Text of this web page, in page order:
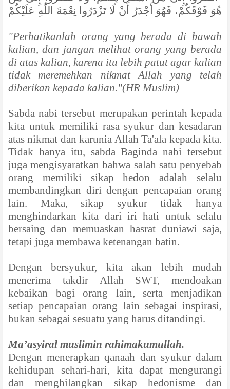
هُوَ فَوْقَكُمْ، فَهُوَ أَجْدَرُ أَنْ لَا تَزْدَرُوا نِعْمَةَ اللّٰهِ عَلَيْكُمْ
"Perhatikanlah orang yang berada di bawah
kalian, dan jangan melihat orang yang berada
di atas kalian, karena itu lebih patut agar kalian
tidak meremehkan nikmat Allah yang telah
diberikan kepada kalian."(HR Muslim)
Sabda nabi tersebut merupakan perintah kepada
kita untuk memiliki rasa syukur dan kesadaran
atas nikmat dan karunia Allah Ta'ala kepada kita.
Tidak hanya itu, sabda Baginda nabi tersebut
juga mengisyaratkan bahwa salah satu penyebab
orang memiliki sikap hedon adalah selalu
membandingkan diri dengan pencapaian orang
lain. Maka, sikap syukur tidak hanya
menghindarkan kita dari iri hati untuk selalu
bersaing dan memuaskan hasrat duniawi saja,
tetapi juga membawa ketenangan batin.
Dengan bersyukur, kita akan lebih mudah
menerima takdir Allah SWT, mendoakan
kebaikan bagi orang lain, serta menjadikan
setiap pencapaian orang lain sebagai inspirasi,
bukan sebagai sesuatu yang harus ditandingi.
Ma’asyiral muslimin rahimakumullah.
Dengan menerapkan qanaah dan syukur dalam
kehidupan sehari-hari, kita dapat mengurangi
dan menghilangkan sikap hedonisme dan